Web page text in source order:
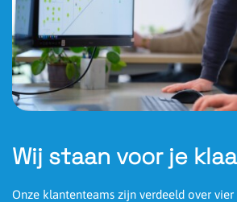
Wij staan voor je
Onze klantenteams zijn verdeeld over